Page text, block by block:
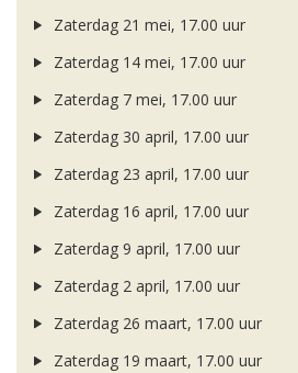
Zaterdag 21 mei, 17.00 uur
Zaterdag 14 mei, 17.00 uur
Zaterdag 7 mei, 17.00 uur
Zaterdag 30 april, 17.00 uur
Zaterdag 23 april, 17.00 uur
Zaterdag 16 april, 17.00 uur
Zaterdag 9 april, 17.00 uur
Zaterdag 2 april, 17.00 uur
Zaterdag 26 maart, 17.00 uur
Zaterdag 19 maart, 17.00 uur